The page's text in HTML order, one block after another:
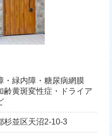
・緑内障・糖尿病網膜
齢黄斑変性症・ドライア
杉並区天沼2-10-3